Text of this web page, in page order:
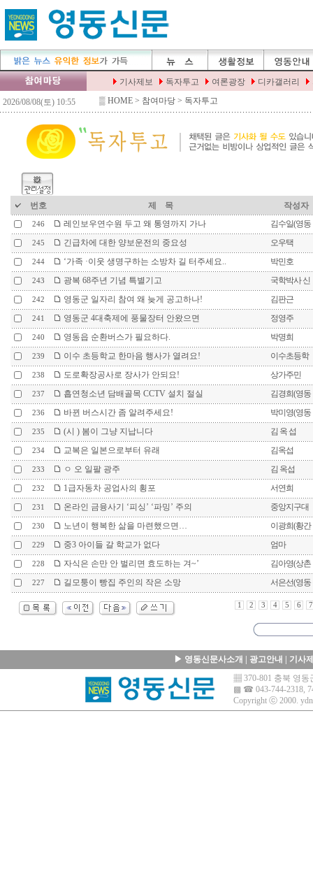
▒ HOME > 참여마당 > 독자투고
번호 제 목 작성자
246 레인보우연수원 두고 왜 통영까지 가나 김수일(영동
245 긴급차에 대한 양보운전의 중요성 오우택
244 ‘가족 ·이웃 생명구하는 소방차 길 터주세요.. 박민호
243 광복 68주년 기념 특별기고 국학박사 신
242 영동군 일자리 참여 왜 늦게 공고하나! 김판근
241 영동군 4대축제에 풍물장터 안왔으면 정영주
240 영동읍 순환버스가 필요하다. 박명희
239 이수 초등학교 한마음 행사가 열려요! 이수초등학
238 도로확장공사로 장사가 안되요! 상가주민
237 흡연청소년 담배골목 CCTV 설치 절실 김경희(영동
236 바뀐 버스시간 좀 알려주세요! 박미영(영동
235 (시 ) 봄이 그냥 지납니다 김 옥 섭
234 교복은 일본으로부터 유래 김옥섭
233 ㅇ 오 일팔 광주 김 옥섭
232 1급자동차 공업사의 횡포 서연희
231 온라인 금융사기 ‘피싱’ ‘파밍’ 주의 중앙지구대
230 노년이 행복한 삶을 마련했으면… 이광희(황간
229 중3 아이들 갈 학교가 없다 엄마
228 자식은 손만 안 벌리면 효도하는 겨~’ 김아영(상촌
227 길모퉁이 빵집 주인의 작은 소망 서은선(영동
1 2 3 4 5 6 7
▶ 영동신문사소개 광고안내
기사
▦ 370-801 충북 영
▩ ☎ 043-744-2318,
Copyright ⓒ 2000.